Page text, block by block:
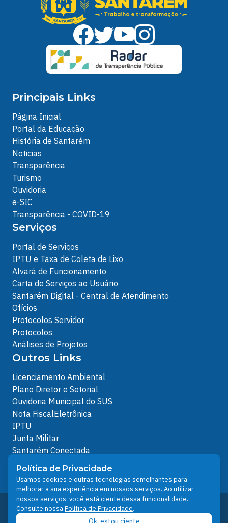
Principais Links
Página Inicial
Portal da Educação
História de Santarém
Noticias
Transparência
Turismo
Ouvidoria
e-SIC
Transparência - COVID-19
Serviços
Portal de Serviços
IPTU e Taxa de Coleta de Lixo
Alvará de Funcionamento
Carta de Serviços ao Usuário
Santarém Digital - Central de Atendimento
Ofícios
Protocolos Servidor
Protocolos
Análises de Projetos
Outros Links
Licenciamento Ambiental
Plano Diretor e Setorial
Ouvidoria Municipal do SUS
Nota FiscalEletrônica
IPTU
Junta Militar
Santarém Conectada
Política de Privacidade
People illustrations by Storyset
Desenvolvido pelo Núcleo Técnico de Gestão de
Tecnologia da Informação - NTI
Política de Privacidade
Usamos cookies e outras tecnologias semelhantes para
melhorar a sua experiência em nossos serviços. Ao utilizar
nossos serviços, você está ciente dessa funcionalidade.
Consulte nossaPolítica de Privacidade.